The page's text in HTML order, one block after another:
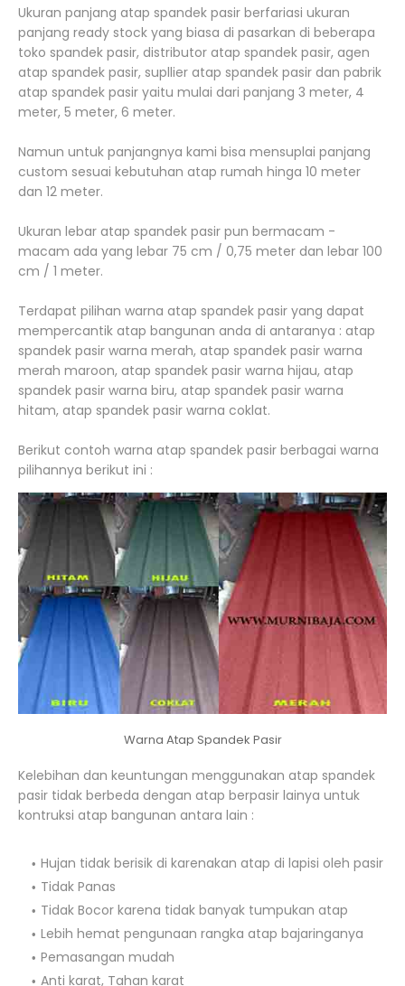
Ukuran panjang atap spandek pasir berfariasi ukuran
panjang ready stock yang biasa di pasarkan di beberapa
toko spandek pasir, distributor atap spandek pasir, agen
atap spandek pasir, supllier atap spandek pasir dan pabrik
atap spandek pasir yaitu mulai dari panjang 3 meter, 4
meter, 5 meter, 6 meter.
Namun untuk panjangnya kami bisa mensuplai panjang
custom sesuai kebutuhan atap rumah hinga 10 meter
dan 12 meter.
Ukuran lebar atap spandek pasir pun bermacam -
macam ada yang lebar 75 cm / 0,75 meter dan lebar 100
cm / 1 meter.
Terdapat pilihan warna atap spandek pasir yang dapat
mempercantik atap bangunan anda di antaranya : atap
spandek pasir warna merah, atap spandek pasir warna
merah maroon, atap spandek pasir warna hijau, atap
spandek pasir warna biru, atap spandek pasir warna
hitam, atap spandek pasir warna coklat.
Berikut contoh warna atap spandek pasir berbagai warna
pilihannya berikut ini :
Warna Atap Spandek Pasir
Kelebihan dan keuntungan menggunakan atap spandek
pasir tidak berbeda dengan atap berpasir lainya untuk
kontruksi atap bangunan antara lain :
Hujan tidak berisik di karenakan atap di lapisi oleh pasir
Tidak Panas
Tidak Bocor karena tidak banyak tumpukan atap
Lebih hemat pengunaan rangka atap bajaringanya
Pemasangan mudah
Anti karat, Tahan karat